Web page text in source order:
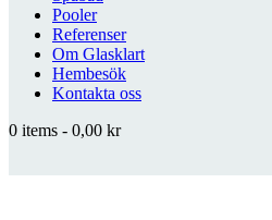
Pooler
Referenser
Om Glasklart
Hembesök
Kontakta oss
0 items - 0,00 kr